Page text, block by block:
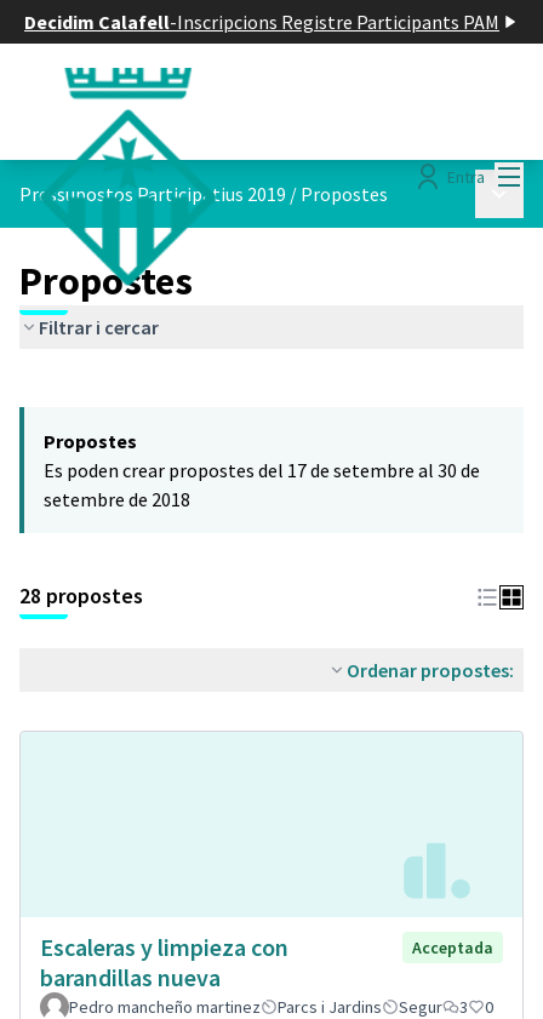
Decidim Calafell-Inscripcions Registre Participants PAM
Entra
Pressupostos Participatius 2019 / Propostes
Propostes
Filtrar i cercar
−
Propostes
Es poden crear propostes del 17 de setembre al 30 de
setembre de 2018
28 propostes
Ordenar propostes:
Escaleras y limpieza con
barandillas nueva
Acceptada
Pedro mancheño martinez Parcs i Jardins Segur 3 0